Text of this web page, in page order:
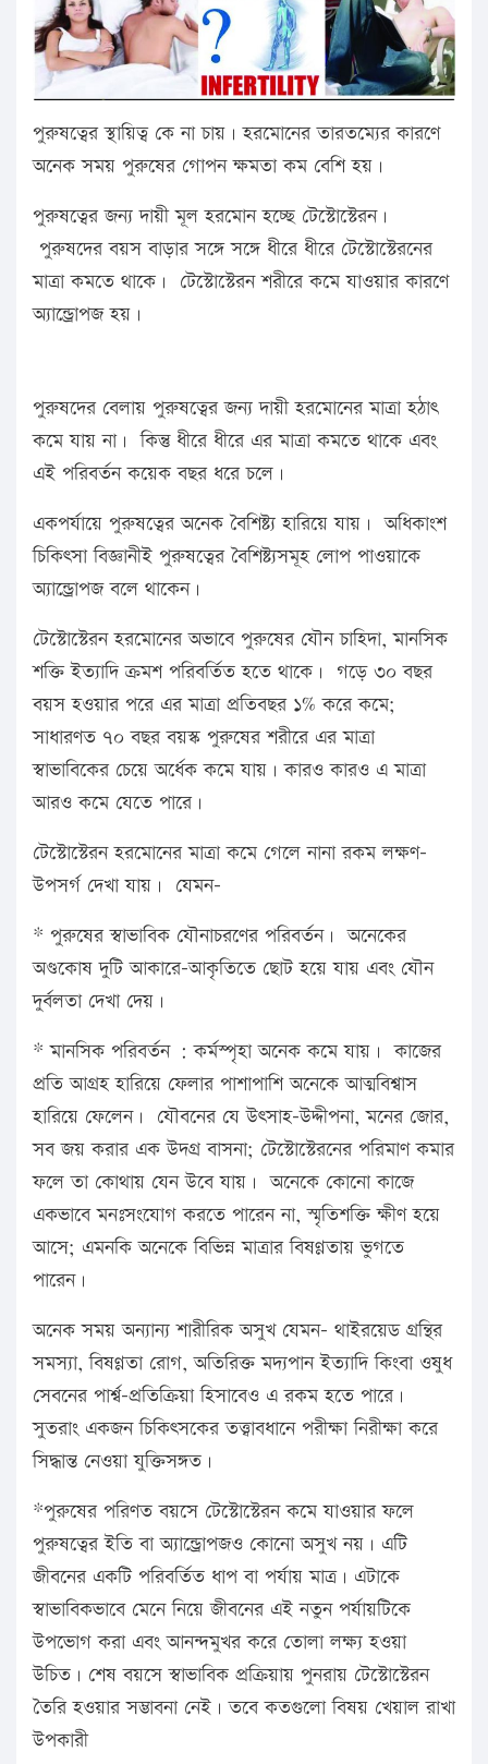
পুরুষত্বের স্থায়িত্ব কে না চায়। হরমোনের তারতম্যের কারণে
অনেক সময় পুরুষের গোপন ক্ষমতা কম বেশি হয়।
পুরুষত্বের জন্য দায়ী মূল হরমোন হচ্ছে টেস্টোস্টেরন।
পুরুষদের বয়স বাড়ার সঙ্গে সঙ্গে ধীরে ধীরে টেস্টোস্টেরনের
মাত্রা কমতে থাকে। টেস্টোস্টেরন শরীরে কমে যাওয়ার কারণে
অ্যান্ড্রোপজ হয়।
পুরুষদের বেলায় পুরুষত্বের জন্য দায়ী হরমোনের মাত্রা হঠাৎ
কমে যায় না। কিন্তু ধীরে ধীরে এর মাত্রা কমতে থাকে এবং
এই পরিবর্তন কয়েক বছর ধরে চলে।
একপর্যায়ে পুরুষত্বের অনেক বৈশিষ্ট্য হারিয়ে যায়। অধিকাংশ
চিকিৎসা বিজ্ঞানীই পুরুষত্বের বৈশিষ্ট্যসমূহ লোপ পাওয়াকে
অ্যান্ড্রোপজ বলে থাকেন।
টেস্টোস্টেরন হরমোনের অভাবে পুরুষের যৌন চাহিদা, মানসিক
শক্তি ইত্যাদি ক্রমশ পরিবর্তিত হতে থাকে। গড়ে ৩০ বছর
বয়স হওয়ার পরে এর মাত্রা প্রতিবছর ১% করে কমে;
সাধারণত ৭০ বছর বয়স্ক পুরুষের শরীরে এর মাত্রা
স্বাভাবিকের চেয়ে অর্ধেক কমে যায়। কারও কারও এ মাত্রা
আরও কমে যেতে পারে।
টেস্টোস্টেরন হরমোনের মাত্রা কমে গেলে নানা রকম লক্ষণ-
উপসর্গ দেখা যায়। যেমন-
* পুরুষের স্বাভাবিক যৌনাচরণের পরিবর্তন। অনেকের
অণ্ডকোষ দুটি আকারে-আকৃতিতে ছোট হয়ে যায় এবং যৌন
দুর্বলতা দেখা দেয়।
* মানসিক পরিবর্তন : কর্মস্পৃহা অনেক কমে যায়। কাজের
প্রতি আগ্রহ হারিয়ে ফেলার পাশাপাশি অনেকে আত্মবিশ্বাস
হারিয়ে ফেলেন। যৌবনের যে উৎসাহ-উদ্দীপনা, মনের জোর,
সব জয় করার এক উদগ্র বাসনা; টেস্টোস্টেরনের পরিমাণ কমার
ফলে তা কোথায় যেন উবে যায়। অনেকে কোনো কাজে
একভাবে মনঃসংযোগ করতে পারেন না, স্মৃতিশক্তি ক্ষীণ হয়ে
আসে; এমনকি অনেকে বিভিন্ন মাত্রার বিষণ্ণতায় ভুগতে
পারেন।
অনেক সময় অন্যান্য শারীরিক অসুখ যেমন- থাইরয়েড গ্রন্থির
সমস্যা, বিষণ্ণতা রোগ, অতিরিক্ত মদ্যপান ইত্যাদি কিংবা ওষুধ
সেবনের পার্শ্ব-প্রতিক্রিয়া হিসাবেও এ রকম হতে পারে।
সুতরাং একজন চিকিৎসকের তত্ত্বাবধানে পরীক্ষা নিরীক্ষা করে
সিদ্ধান্ত নেওয়া যুক্তিসঙ্গত।
*পুরুষের পরিণত বয়সে টেস্টোস্টেরন কমে যাওয়ার ফলে
পুরুষত্বের ইতি বা অ্যান্ড্রোপজও কোনো অসুখ নয়। এটি
জীবনের একটি পরিবর্তিত ধাপ বা পর্যায় মাত্র। এটাকে
স্বাভাবিকভাবে মেনে নিয়ে জীবনের এই নতুন পর্যায়টিকে
উপভোগ করা এবং আনন্দমুখর করে তোলা লক্ষ্য হওয়া
উচিত। শেষ বয়সে স্বাভাবিক প্রক্রিয়ায় পুনরায় টেস্টোস্টেরন
তৈরি হওয়ার সম্ভাবনা নেই। তবে কতগুলো বিষয় খেয়াল রাখা
উপকারী